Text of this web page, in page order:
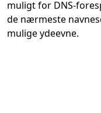
muligt for DNS-
de nærmeste
mulige ydeevne.